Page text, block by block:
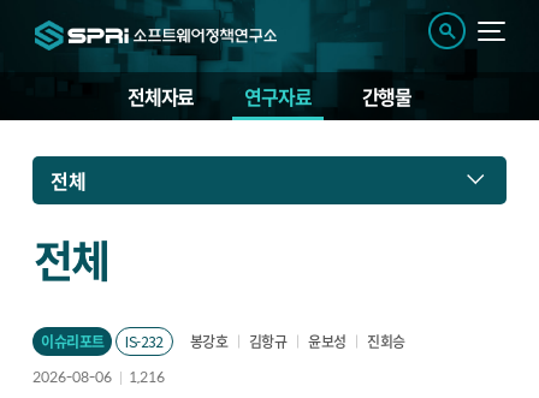
전체자료 연구자료 간행물
전체
전체
이슈리포트 IS-232 봉강호 김항규 윤보성
진회승
2026-08-06
1,216